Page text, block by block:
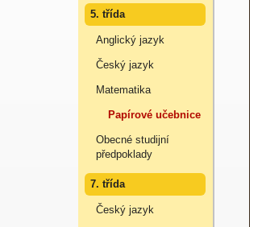
5. třída
Anglický jazyk
Český jazyk
Matematika
Papírové učebnice
Obecné studijní
předpoklady
7. třída
Český jazyk